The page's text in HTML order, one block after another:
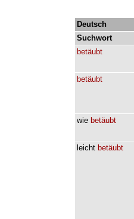
Deutsch
Suchwort
betäubt
betäubt
wie betäubt
leicht betäubt